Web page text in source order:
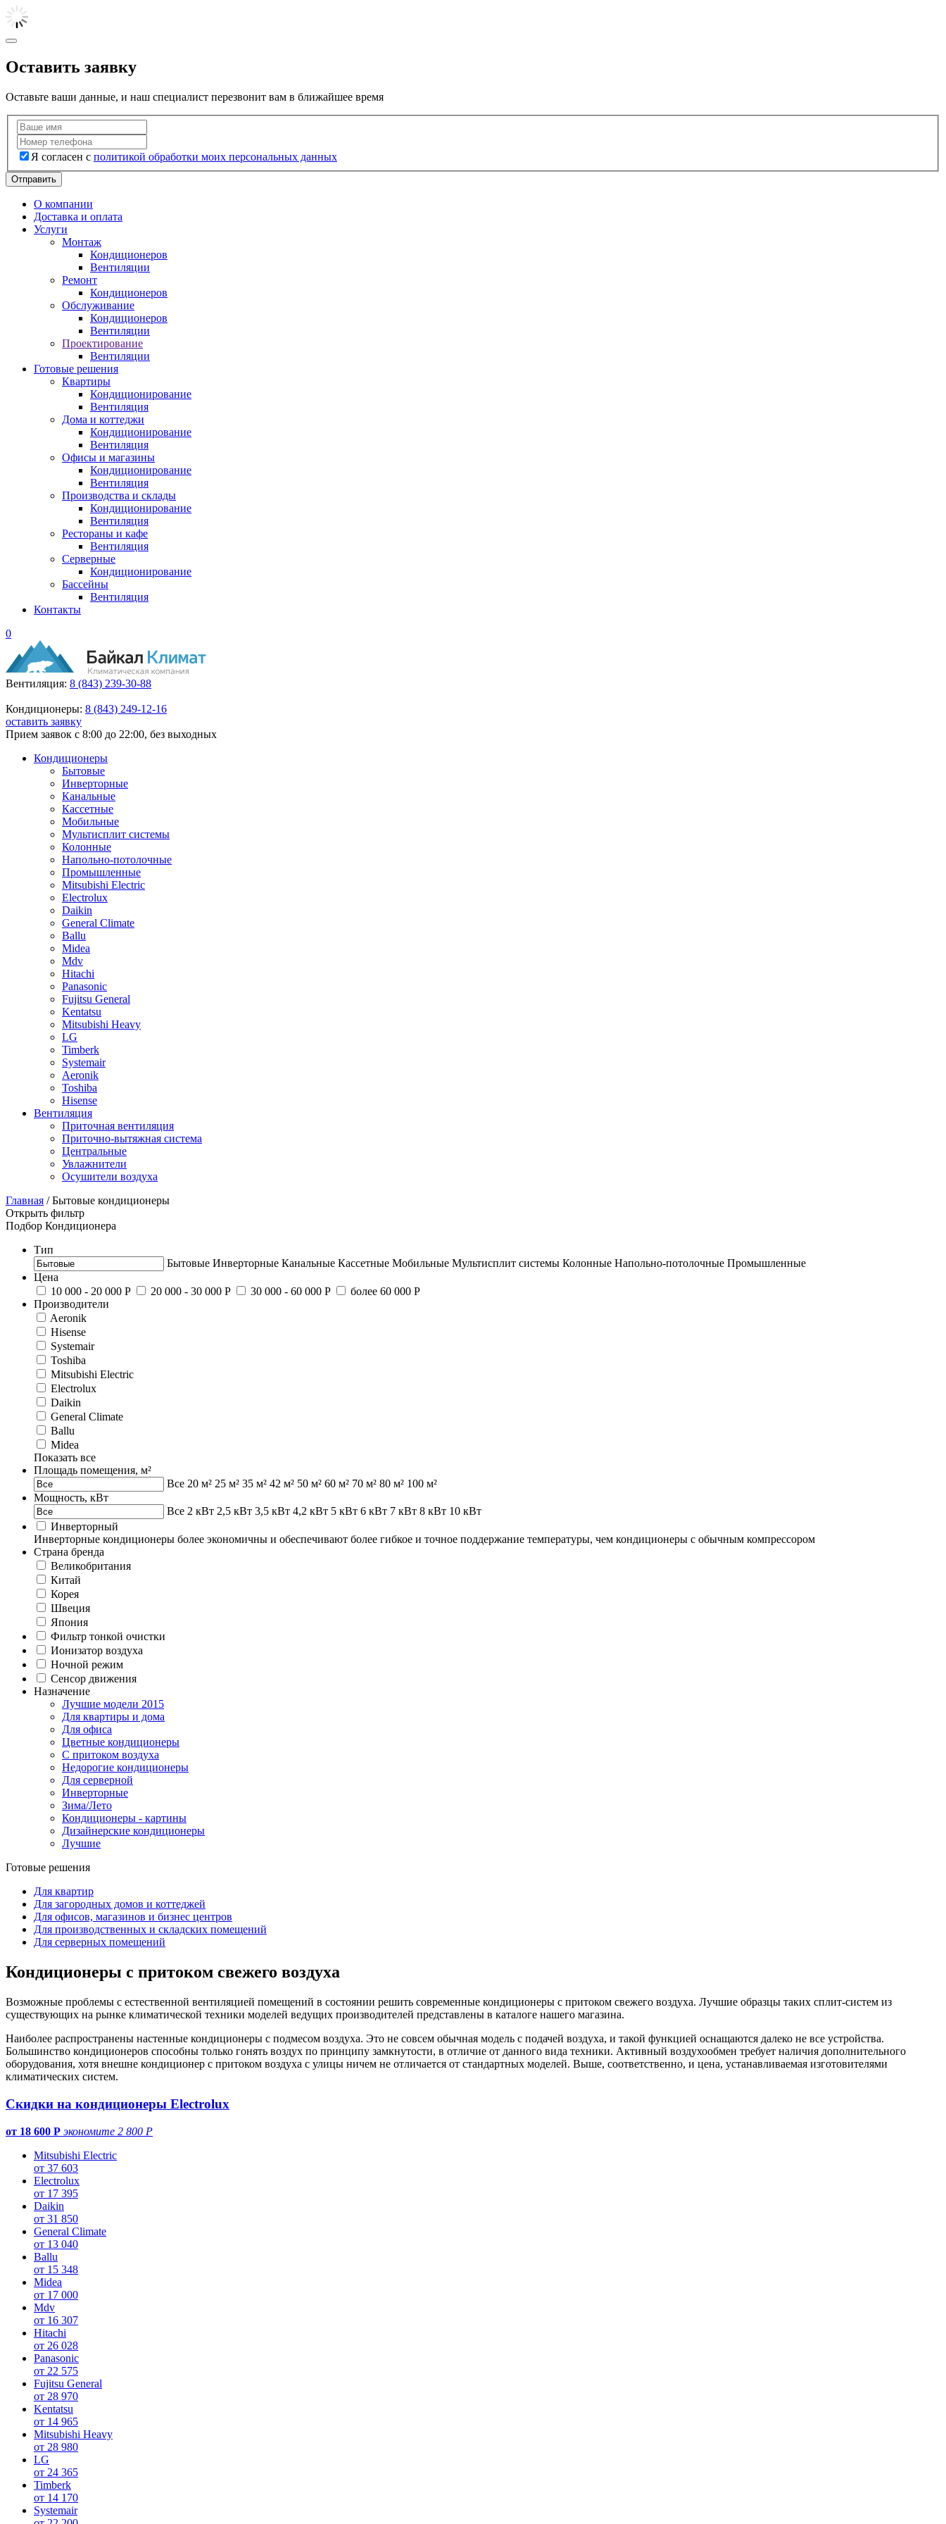
Оставить заявку
Оставьте ваши данные, и наш специалист перезвонит вам в ближайшее время
Я согласен с политикой обработки моих персональных данных
Отправить
О компании
Доставка и оплата
Услуги
Монтаж
Кондиционеров
Вентиляции
Ремонт
Кондиционеров
Обслуживание
Кондиционеров
Вентиляции
Проектирование
Вентиляции
Готовые решения
Квартиры
Кондиционирование
Вентиляция
Дома и коттеджи
Кондиционирование
Вентиляция
Офисы и магазины
Кондиционирование
Вентиляция
Производства и склады
Кондиционирование
Вентиляция
Рестораны и кафе
Вентиляция
Серверные
Кондиционирование
Бассейны
Вентиляция
Контакты
0
Вентиляция: 8 (843) 239-30-88
Кондиционеры: 8 (843) 249-12-16
оставить заявку
Прием заявок с 8:00 до 22:00, без выходных
Кондиционеры
Бытовые
Инверторные
Канальные
Кассетные
Мобильные
Мультисплит системы
Колонные
Напольно-потолочные
Промышленные
Mitsubishi Electric
Electrolux
Daikin
General Climate
Ballu
Midea
Mdv
Hitachi
Panasonic
Fujitsu General
Kentatsu
Mitsubishi Heavy
LG
Timberk
Systemair
Aeronik
Toshiba
Hisense
Вентиляция
Приточная вентиляция
Приточно-вытяжная система
Центральные
Увлажнители
Осушители воздуха
Главная / Бытовые кондиционеры
Открыть фильтр
Подбор Кондиционера
Тип
Бытовые Инверторные Канальные Кассетные Мобильные Мультисплит системы Колонные Напольно-потолочные Промышленные
Цена
10 000 - 20 000 Р
20 000 - 30 000 Р 30 000 - 60 000 Р
более 60 000 Р
Производители
Aeronik
Hisense
Systemair
Toshiba
Mitsubishi Electric
Electrolux
Daikin
General Climate
Ballu
Midea
Показать все
Площадь помещения, м²
Все 20 м² 25 м² 35 м² 42 м² 50 м² 60 м² 70 м² 80 м² 100 м²
Мощность, кВт
Все 2 кВт 2,5 кВт 3,5 кВт 4,2 кВт 5 кВт 6 кВт 7 кВт 8 кВт 10 кВт
Инверторный
Инверторные кондиционеры более экономичны и обеспечивают более гибкое и точное поддержание температуры, чем кондиционеры с обычным компрессором
Страна бренда
Великобритания
Китай
Корея
Швеция
Япония
Фильтр тонкой очистки
Ионизатор воздуха
Ночной режим
Сенсор движения
Назначение
Лучшие модели 2015
Для квартиры и дома
Для офиса
Цветные кондиционеры
C притоком воздуха
Недорогие кондиционеры
Для серверной
Инверторные
Зима/Лето
Кондиционеры - картины
Дизайнерские кондиционеры
Лучшие
Готовые решения
Для квартир
Для загородных домов и коттеджей
Для офисов, магазинов и бизнес центров
Для производственных и складских помещений
Для серверных помещений
Кондиционеры с притоком свежего воздуха
Возможные проблемы с естественной вентиляцией помещений в состоянии решить современные кондиционеры с притоком свежего воздуха. Лучшие образцы таких сплит-систем из
существующих на рынке климатической техники моделей ведущих производителей представлены в каталоге нашего магазина.
Наиболее распространены настенные кондиционеры с подмесом воздуха. Это не совсем обычная модель с подачей воздуха, и такой функцией оснащаются далеко не все устройства.
Большинство кондиционеров способны только гонять воздух по принципу замкнутости, в отличие от данного вида техники. Активный воздухообмен требует наличия дополнительного
оборудования, хотя внешне кондиционер с притоком воздуха с улицы ничем не отличается от стандартных моделей. Выше, соответственно, и цена, устанавливаемая изготовителями
климатических систем.
Скидки на кондиционеры Electrolux
от 18 600 Р экономите 2 800 Р
Mitsubishi Electric
от 37 603
Electrolux
от 17 395
Daikin
от 31 850
General Climate
от 13 040
Ballu
от 15 348
Midea
от 17 000
Mdv
от 16 307
Hitachi
от 26 028
Panasonic
от 22 575
Fujitsu General
от 28 970
Kentatsu
от 14 965
Mitsubishi Heavy
от 28 980
LG
от 24 365
Timberk
от 14 170
Systemair